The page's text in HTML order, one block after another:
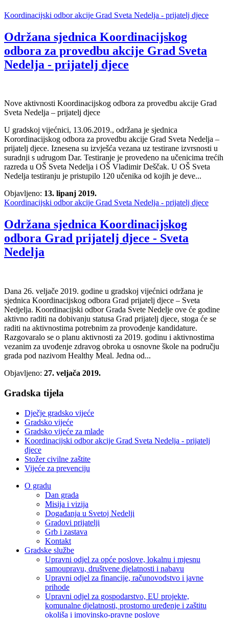
Koordinacijski odbor akcije Grad Sveta Nedelja - prijatelj djece
Održana sjednica Koordinacijskog
odbora za provedbu akcije Grad Sveta
Nedelja - prijatelj djece
Nove aktivnosti Koordinacijskog odbora za provedbu akcije Grad
Sveta Nedelja – prijatelj djece
U gradskoj vijećnici, 13.06.2019., održana je sjednica
Korordinacijskog odbora za provedbu akcije Grad Sveta Nedelja –
prijatelj djece. Iznesena su izvješća vezana uz testirane izvrsnosti u
suradnji s udrugom Dar. Testiranje je provedeno na učenicima trećih
razreda u OŠ Sveta Nedelja i OŠ Vladimir Deščak. U OŠ Sveta
Nedelja testiranju je pristupilo 120 učenika od kojih je deve...
Objavljeno: 13. lipanj 2019.
Koordinacijski odbor akcije Grad Sveta Nedelja - prijatelj djece
Održana sjednica Koordinacijskog
odbora Grad prijatelj djece - Sveta
Nedelja
Dana 26. veljače 2019. godine u gradskoj vijećnici održana je
sjednica Koordinacijskog odbora Grad prijatelj djece – Sveta
Nedjelja. Koordinacijski odbor Grada Svete Nedelje ove će godine
aktivno raditi na dobivanju statusa Grad prijatelj djece, stoga će se
raditi na aktivnostima potrebnim za provođenje kandidature.
Razgovaralo se o planu aktivnosti za 2019. godinu i aktivnostima
vezanim za uvođenje zdravog obroka u osnovne škole na području
grada pod nazivom Healthy Meal. Jedna od...
Objavljeno: 27. veljača 2019.
Gradska tijela
Dječje gradsko vijeće
Gradsko vijeće
Gradsko vijeće za mlade
Koordinacijski odbor akcije Grad Sveta Nedelja - prijatelj
djece
Stožer civilne zaštite
Vijeće za prevenciju
O gradu
Dan grada
Misija i vizija
Događanja u Svetoj Nedelji
Gradovi prijatelji
Grb i zastava
Kontakt
Gradske službe
Upravni odjel za opće poslove, lokalnu i mjesnu
samoupravu, društvene djelatnosti i nabavu
Upravni odjel za financije, računovodstvo i javne
prihode
Upravni odjel za gospodarstvo, EU projekte,
komunalne djelatnosti, prostorno uređenje i zaštitu
okoliša i imovinsko-pravne poslove